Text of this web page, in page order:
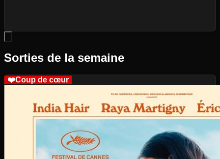
Sorties de la semaine
❤️Coup de cœur